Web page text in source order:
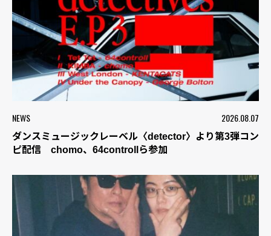
NEWS 2026.08.07
ダンスミュージックレーベル〈detector〉より第3弾コン
ピ配信 chomo、64controllら参加